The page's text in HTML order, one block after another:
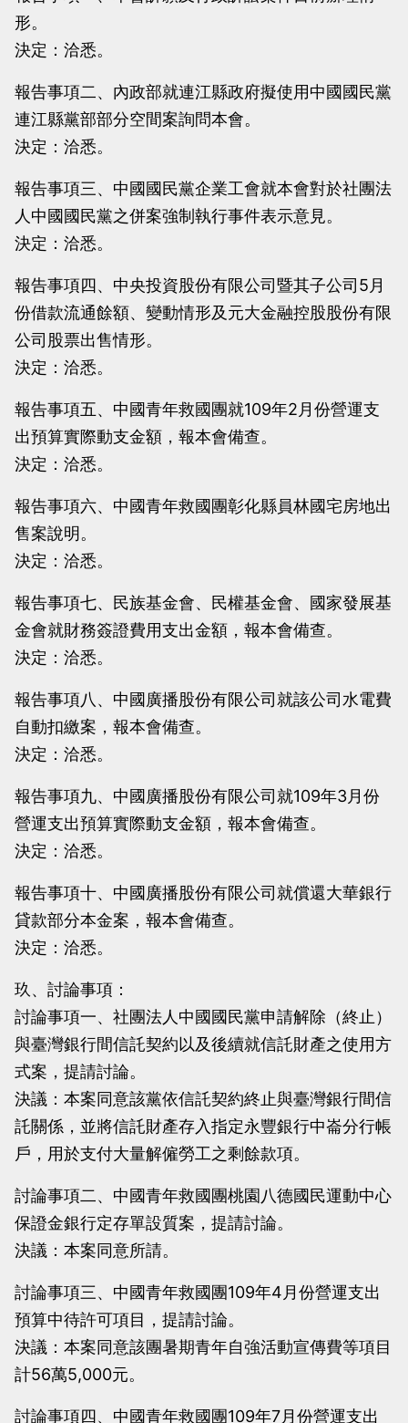
形。
決定：洽悉。
報告事項二、內政部就連江縣政府擬使用中國國民黨
連江縣黨部部分空間案詢問本會。
決定：洽悉。
報告事項三、中國國民黨企業工會就本會對於社團法
人中國國民黨之併案強制執行事件表示意見。
決定：洽悉。
報告事項四、中央投資股份有限公司暨其子公司5月
份借款流通餘額、變動情形及元大金融控股股份有限
公司股票出售情形。
決定：洽悉。
報告事項五、中國青年救國團就109年2月份營運支
出預算實際動支金額，報本會備查。
決定：洽悉。
報告事項六、中國青年救國團彰化縣員林國宅房地出
售案說明。
決定：洽悉。
報告事項七、民族基金會、民權基金會、國家發展基
金會就財務簽證費用支出金額，報本會備查。
決定：洽悉。
報告事項八、中國廣播股份有限公司就該公司水電費
自動扣繳案，報本會備查。
決定：洽悉。
報告事項九、中國廣播股份有限公司就109年3月份
營運支出預算實際動支金額，報本會備查。
決定：洽悉。
報告事項十、中國廣播股份有限公司就償還大華銀行
貸款部分本金案，報本會備查。
決定：洽悉。
玖、討論事項：
討論事項一、社團法人中國國民黨申請解除（終止）
與臺灣銀行間信託契約以及後續就信託財產之使用方
式案，提請討論。
決議：本案同意該黨依信託契約終止與臺灣銀行間信
託關係，並將信託財產存入指定永豐銀行中崙分行帳
戶，用於支付大量解僱勞工之剩餘款項。
討論事項二、中國青年救國團桃園八德國民運動中心
保證金銀行定存單設質案，提請討論。
決議：本案同意所請。
討論事項三、中國青年救國團109年4月份營運支出
預算中待許可項目，提請討論。
決議：本案同意該團暑期青年自強活動宣傳費等項目
計56萬5,000元。
討論事項四、中國青年救國團109年7月份營運支出